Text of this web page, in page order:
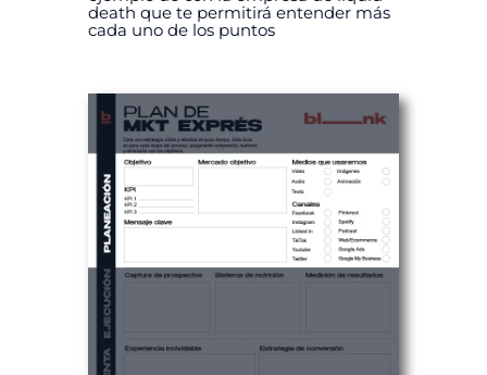
death que te permitirá entender más
cada uno de los puntos